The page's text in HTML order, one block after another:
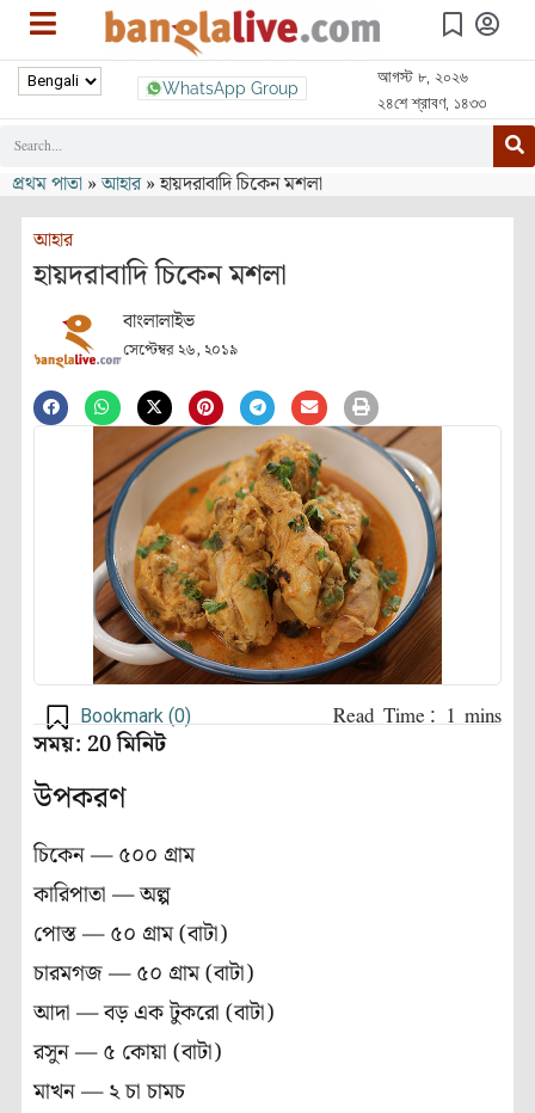
WhatsApp Group
আগস্ট ৮, ২০২৬
২৪শে শ্রাবণ, ১৪৩৩
প্রথম পাতা »আহার»হায়দরাবাদি চিকেন মশলা
আহার
হায়দরাবাদি চিকেন মশলা
বাংলালাইভ
সেপ্টেম্বর ২৬, ২০১৯
Bookmark (0)
সময়: 20 মিনিট
উপকরণ
চিকেন — ৫০০ গ্রাম
কারিপাতা — অল্প
পোস্ত — ৫০ গ্রাম (বাটা)
চারমগজ — ৫০ গ্রাম (বাটা)
আদা — বড় এক টুকরো (বাটা)
রসুন — ৫ কোয়া (বাটা)
মাখন — ২ চা চামচ